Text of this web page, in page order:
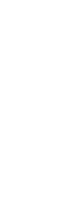
La Bienal
ciudad, sino
vibrante» del
promesas